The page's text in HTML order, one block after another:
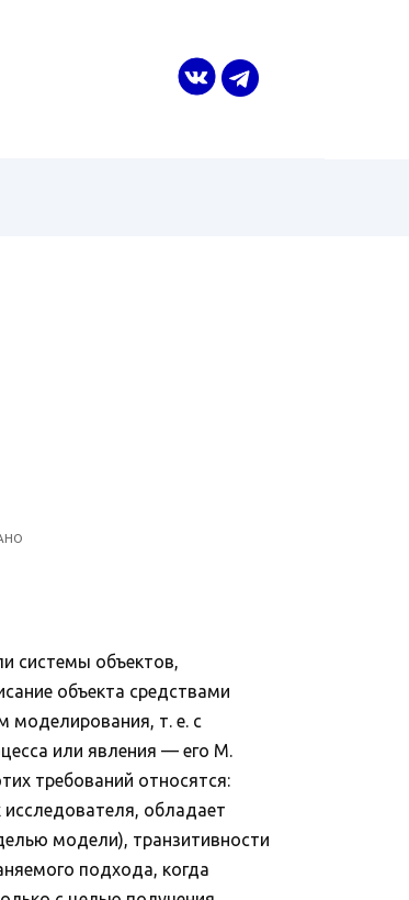
системы объектов,
объекта средствами
моделирования, т. е. с
или явления — его М.
требований относятся:
обладает
модели), транзитивности
подхода, когда